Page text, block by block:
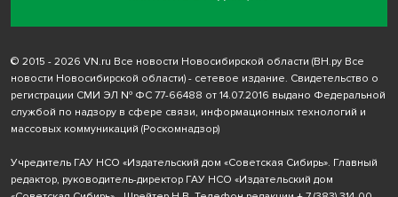
© 2015 - 2026 VN.ru Все новости Новосибирской области (ВН.ру Все
новости Новосибирской области) - сетевое издание. Свидетельство о
регистрации СМИ ЭЛ № ФС 77-66488 от 14.07.2016 выдано Федеральной
службой по надзору в сфере связи, информационных технологий и
массовых коммуникаций (Роскомнадзор)
Учредитель ГАУ НСО «Издательский дом «Советская Сибирь». Главный
редактор, руководитель-директор ГАУ НСО «Издательский дом